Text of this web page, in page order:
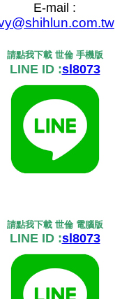
E-mail :
請點我下載 世倫 手機版
LINE ID :sl8073
請點我下載 世倫 電腦版
LINE ID :sl8073